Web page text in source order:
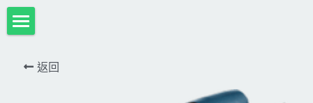
返回